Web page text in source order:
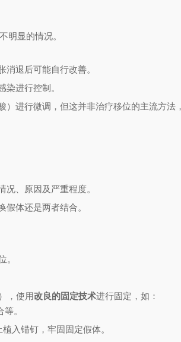
明显的情况。
退后可能自行改善。
进行控制。
）进行微调，但这并非治疗移位的主流方法
、原因及严重程度。
体还是两者结合。
。
，使用改良的固定技术进行固定，如：
。
入锚钉，牢固固定假体。